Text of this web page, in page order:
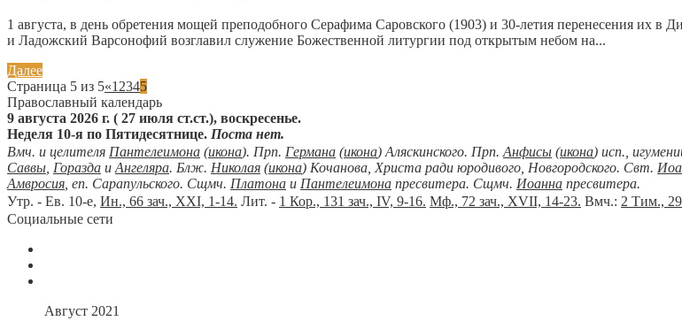
1 августа, в день обретения мощей преподобного Серафима Саровского (1903) и 30-летия перенесения их в
и Ладожский Варсонофий возглавил служение Божественной литургии под открытым небом на...
Далее
Страница 5 из 5«1 2345
Православный календарь
9 августа 2026 г. ( 27 июля ст.ст.), воскресенье.
Неделя 10-я по Пятидесятнице. Поста нет.
Вмч. и целителя Пантелеимона (икона). Прп. Германа (икона) Аляскинского. Прп. Анфисы (икона) исп.,
Саввы Горазда и Ангеляра. Блж. Николая (икона) Кочанова, Христа ради юродивого, Новгородского. Свт.
Амвросия , еп. Сарапульского. Сщмч. Платона и Пантелеимона пресвитера. Сщмч. Иоанна пресвитера.
Утр. - Ев. 10-е, Ин., 66 зач., XXI, 1-14. Лит. - 1 Кор., 131 зач., IV, 9-16. Мф., 72 зач., XVII, 14-23. Вмч.: 2 Тим.,
Социальные сети
Август 2021